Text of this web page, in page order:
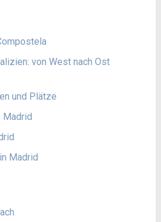
von West nach Ost
und Plätze
Madrid
Madrid